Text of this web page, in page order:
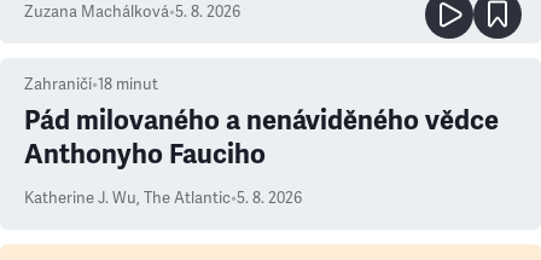
Zuzana Machálková•5. 8. 2026
Zahraničí•18 minut
Pád milovaného a nenáviděného vědce
Anthonyho Fauciho
Katherine J. Wu, The Atlantic•5. 8. 2026